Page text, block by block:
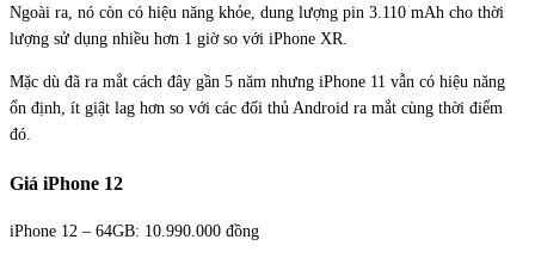
Ngoài ra, nó còn có hiệu năng khỏe, dung lượng pin 3.110 mAh cho thời
lượng sử dụng nhiều hơn 1 giờ so với iPhone XR.
Mặc dù đã ra mắt cách đây gần 5 năm nhưng iPhone 11 vẫn có hiệu năng
ổn định, ít giật lag hơn so với các đối thủ Android ra mắt cùng thời điểm
đó.
Giá iPhone 12
iPhone 12 – 64GB: 10.990.000 đồng